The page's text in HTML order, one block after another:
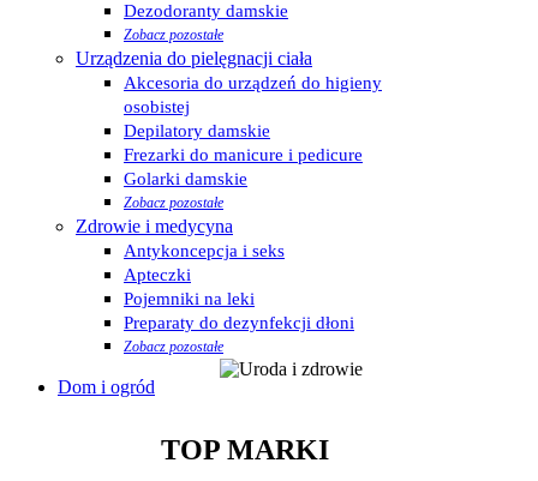
Dezodoranty damskie
Zobacz pozostałe
Urządzenia do pielęgnacji ciała
Akcesoria do urządzeń do higieny
osobistej
Depilatory damskie
Frezarki do manicure i pedicure
Golarki damskie
Zobacz pozostałe
Zdrowie i medycyna
Antykoncepcja i seks
Apteczki
Pojemniki na leki
Preparaty do dezynfekcji dłoni
Zobacz pozostałe
Dom i ogród
TOP MARKI